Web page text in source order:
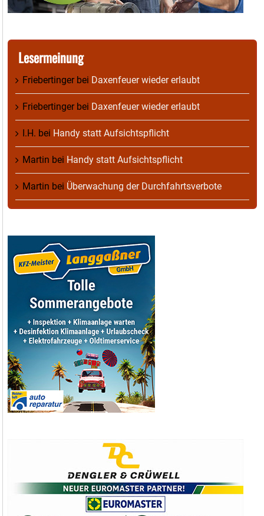
Lesermeinung
Friebertingerbei Daxenfeuer wieder erlaubt
Friebertingerbei Daxenfeuer wieder erlaubt
I.H. bei Handy statt Aufsichtspflicht
Martin bei Handy statt Aufsichtspflicht
Martin bei Überwachung der Durchfahrtsverbote